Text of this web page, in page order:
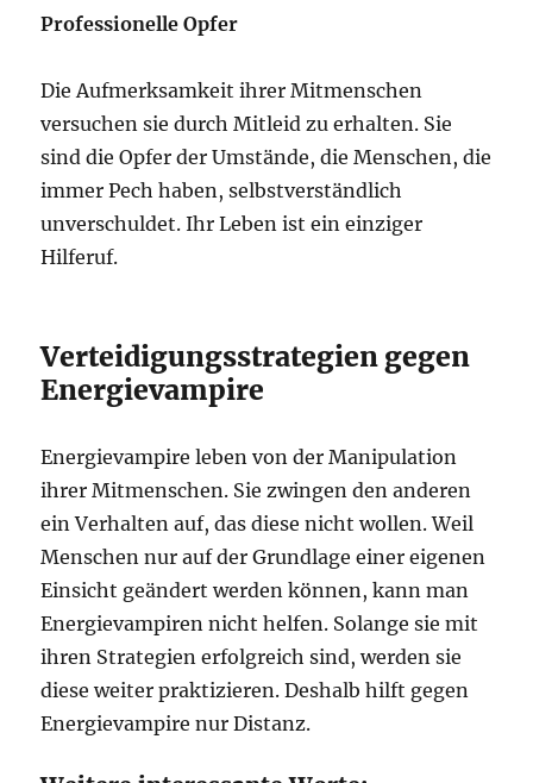
Professionelle Opfer
Die Aufmerksamkeit ihrer Mitmenschen
versuchen sie durch Mitleid zu erhalten. Sie
sind die Opfer der Umstände, die Menschen, die
immer Pech haben, selbstverständlich
unverschuldet. Ihr Leben ist ein einziger
Hilferuf.
Verteidigungsstrategien gegen
Energievampire
Energievampire leben von der Manipulation
ihrer Mitmenschen. Sie zwingen den anderen
ein Verhalten auf, das diese nicht wollen. Weil
Menschen nur auf der Grundlage einer eigenen
Einsicht geändert werden können, kann man
Energievampiren nicht helfen. Solange sie mit
ihren Strategien erfolgreich sind, werden sie
diese weiter praktizieren. Deshalb hilft gegen
Energievampire nur Distanz.